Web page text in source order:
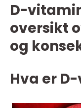
D-
oversikt
og
Hva er